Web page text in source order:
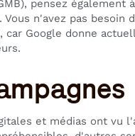
pensez
n'avez pas besoin
car Google donne
et médias ont vu